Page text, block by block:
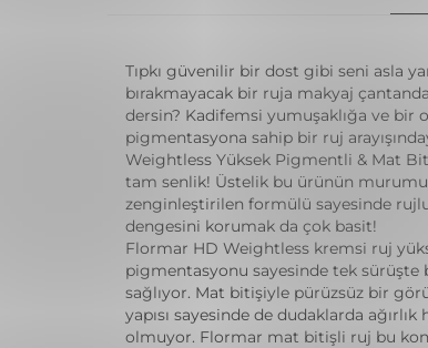
Tıpkı güvenilir bir dost gibi seni asla
bırakmayacak bir ruja makyaj
dersin? Kadifemsi yumuşaklığa ve bir
pigmentasyona sahip bir ruj
Weightless Yüksek Pigmentli & Mat
tam senlik! Üstelik bu ürünün
zenginleştirilen formülü sayesinde
dengesini korumak da çok basit!
Flormar HD Weightless kremsi ruj
pigmentasyonu sayesinde tek sürüşte
sağlıyor. Mat bitişiyle pürüzsüz bir
yapısı sayesinde de dudaklarda ağırlık
olmuyor. Flormar mat bitişli ruj bu